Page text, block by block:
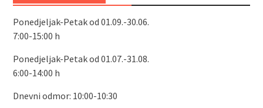
Ponedjeljak-Petak od 01.09.-30.06.
7:00-15:00 h
Ponedjeljak-Petak od 01.07.-31.08.
6:00-14:00 h
Dnevni odmor: 10:00-10:30